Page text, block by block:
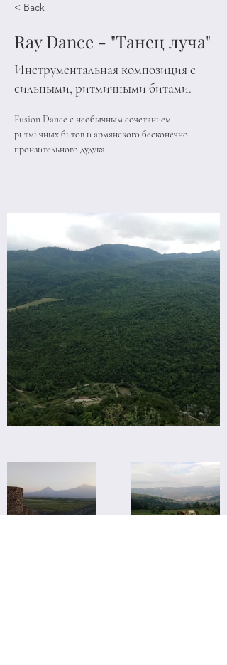
< Back
Ray Dance - "Танец луча"
Инструментальная композиция с
сильными, ритмичными битами.
Fusion Dance с необычным сочетанием
ритмичных битов и армянского бесконечно
пронзительного дудука.